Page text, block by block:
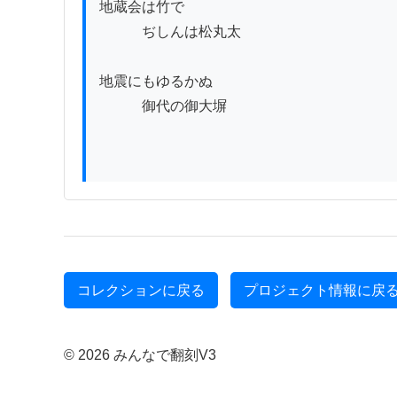
地蔵会は竹で
ぢしんは松丸太
地震にもゆるかぬ
御代の御大塀
コレクションに戻る プロジェクト情報に戻
© 2026 みんなで翻刻V3